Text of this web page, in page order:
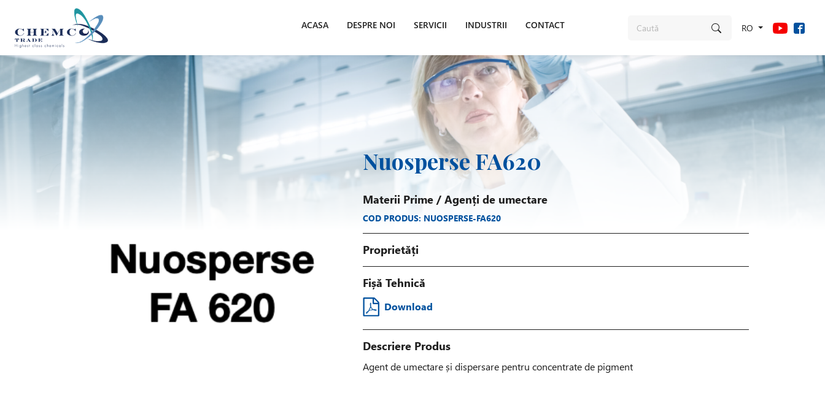
RO
ACASA DESPRE NOI SERVICII INDUSTRII CONTACT
Nuosperse FA620
Materii Prime/ Agenți de umectare
COD PRODUS: NUOSPERSE-FA620
Proprietăți
Fișă Tehnică
Download
Descriere Produs
Agent de umectare și dispersare pentru concentrate de pigment